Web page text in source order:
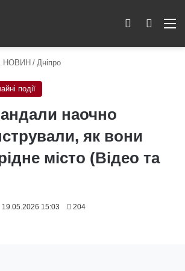
Пошук
Switch skin
НОВИН / Дніпро
події
наочно
як вони
місто (Відео та
19.05.2026 15:03 204